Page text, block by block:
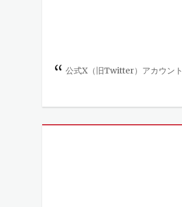
公式X（旧Twitter）アカウント